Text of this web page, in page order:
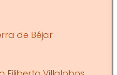
de Béjar